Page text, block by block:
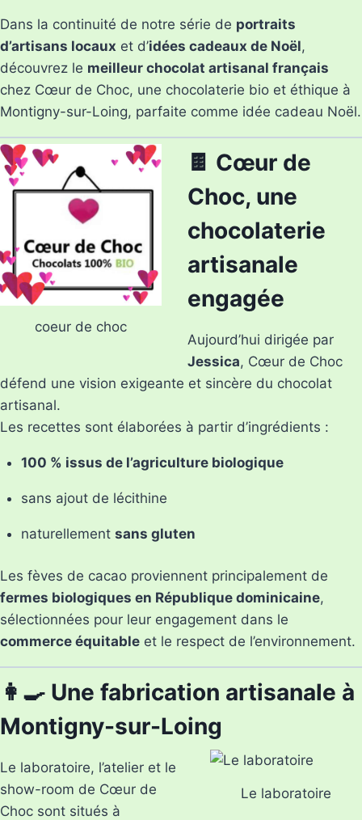
Dans la continuité de notre série de portraits
d’artisans locaux et d’idées cadeaux de Noël,
découvrez le meilleur chocolat artisanal français
chez Cœur de Choc, une chocolaterie bio et éthique à
Montigny-sur-Loing, parfaite comme idée cadeau Noël.
coeur de choc
🍫 Cœur de
Choc, une
chocolaterie
artisanale
engagée
Aujourd’hui dirigée par
Jessica, Cœur de Choc
défend une vision exigeante et sincère du chocolat
artisanal.
Les recettes sont élaborées à partir d’ingrédients :
100 % issus de l’agriculture biologique
sans ajout de lécithine
naturellement sans gluten
Les fèves de cacao proviennent principalement de
fermes biologiques en République dominicaine,
sélectionnées pour leur engagement dans le
commerce équitable et le respect de l’environnement.
👩‍🍳 Une fabrication artisanale à
Montigny-sur-Loing
Le laboratoire
Le laboratoire, l’atelier et le
show-room de Cœur de
Choc sont situés à